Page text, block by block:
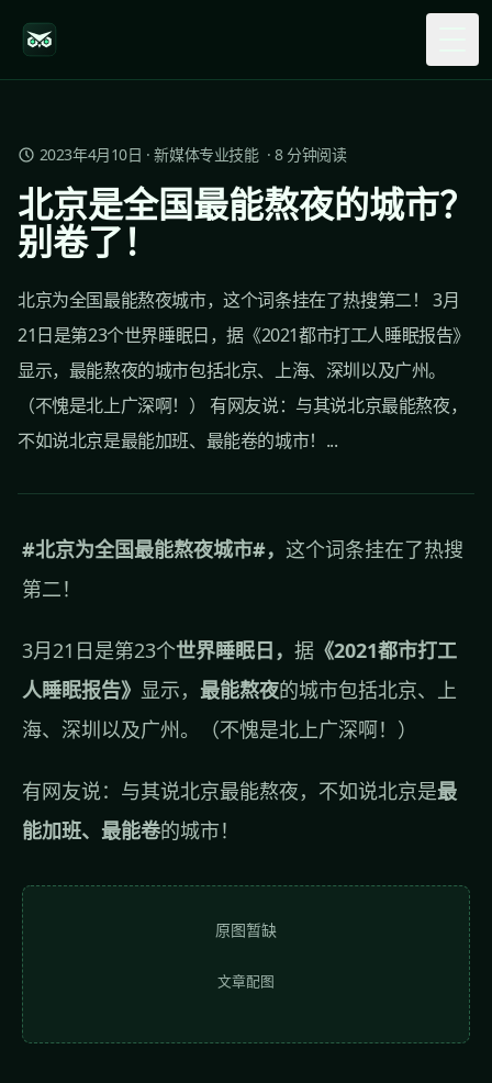
2023年4月10日 ·新媒体专业技能·8分钟阅读
北京是全国最能熬夜的城市？
别卷了！
北京为全国最能熬夜城市，这个词条挂在了热搜第二！ 3月
21日是第23个世界睡眠日，据《2021都市打工人睡眠报告》
显示，最能熬夜的城市包括北京、上海、深圳以及广州。
（不愧是北上广深啊！） 有网友说：与其说北京最能熬夜，
不如说北京是最能加班、最能卷的城市！...
#北京为全国最能熬夜城市#， 这个词条挂在了热搜
第二！
3月21日是第23个世界睡眠日， 据 《2021都市打工
人睡眠报告》 显示， 最能熬夜的城市包括北京、上
海、深圳以及广州。（不愧是北上广深啊！）
有网友说：与其说北京最能熬夜，不如说北京是最
能加班、最能卷的城市！
原图暂缺
文章配图